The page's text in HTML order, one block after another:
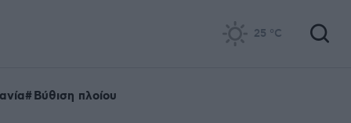
25 °C
Βύθιση πλοίου